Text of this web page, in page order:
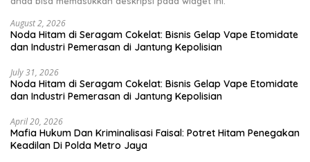
August 2, 2026
Noda Hitam di Seragam Cokelat: Bisnis Gelap Vape Etomidate
dan Industri Pemerasan di Jantung Kepolisian
July 31, 2026
Noda Hitam di Seragam Cokelat: Bisnis Gelap Vape Etomidate
dan Industri Pemerasan di Jantung Kepolisian
April 20, 2026
Mafia Hukum Dan Kriminalisasi Faisal: Potret Hitam Penegakan
Keadilan Di Polda Metro Jaya